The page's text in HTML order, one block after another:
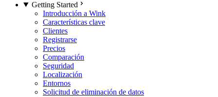
Getting Started
Introducción a Wink
Características clave
Clientes
Registrarse
Precios
Comparación
Seguridad
Localización
Entornos
Solicitud de eliminación de datos